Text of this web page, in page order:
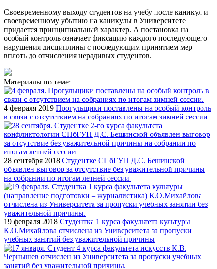
Своевременному выходу студентов на учебу после каникул и
своевременному убытию на каникулы в Университете
придается принципиальный характер. А постановка на
особый контроль означает фиксацию каждого последующего
нарушения дисциплины с последующим принятием мер
вплоть до отчисления нерадивых студентов.
Материалы по теме:
4 февраля 2019 Прогульщики поставлены на особый контроль
в связи с отсутствием на собраниях по итогам зимней сессии
28 сентября 2018 Студентке СПбГУП Д.С. Бешинской
объявлен выговор за отсутствие без уважительной причины
на собрании по итогам летней сессии
19 февраля 2018 Студентка 1 курса факультета культуры
К.О.Михайлова отчислена из Университета за пропуски
учебных занятий без уважительной причины